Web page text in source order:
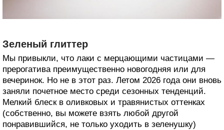
Зеленый глиттер
Мы привыкли, что лаки с мерцающими частицами —
прерогатива преимущественно новогодняя или для
вечеринок. Но не в этот раз. Летом 2026 года они вновь
заняли почетное место среди сезонных тенденций.
Мелкий блеск в оливковых и травянистых оттенках
(собственно, вы можете взять любой другой
понравившийся, не только уходить в зеленушку)